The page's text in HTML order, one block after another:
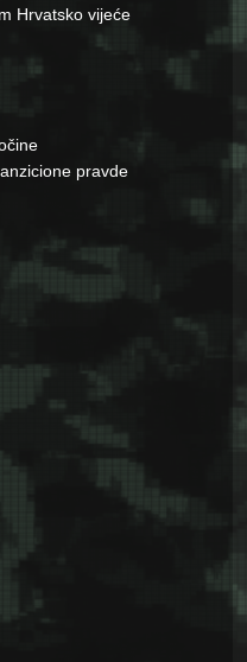
Hrvatsko vijeće
pravde